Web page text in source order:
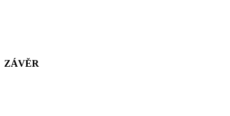
ZÁVĚR